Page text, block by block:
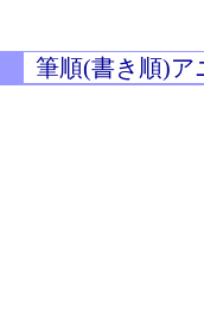
筆順(書き順)ア